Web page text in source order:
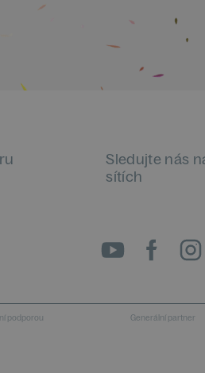
Sledujte nás
sítích
podporou Generální partner